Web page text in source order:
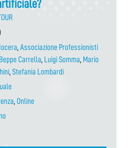
, Associazione Professionisti
Beppe Carrella, Luigi Somma, Mario
, Stefania Lombardi
, Online